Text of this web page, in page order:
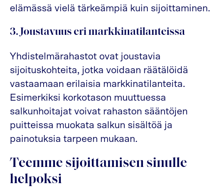
elämässä vielä tärkeämpiä kuin sijoittaminen.
3. Joustavuus eri markkinatilanteissa
Yhdistelmärahastot ovat joustavia
sijoituskohteita, jotka voidaan räätälöidä
vastaamaan erilaisia markkinatilanteita.
Esimerkiksi korkotason muuttuessa
salkunhoitajat voivat rahaston sääntöjen
puitteissa muokata salkun sisältöä ja
painotuksia tarpeen mukaan.
Teemme sijoittamisen sinulle
helpoksi